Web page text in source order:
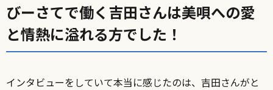
びーさてで働く吉田さんは美唄への愛
と情熱に溢れる方でした！
インタビューをしていて本当に感じたのは、吉田さんがと